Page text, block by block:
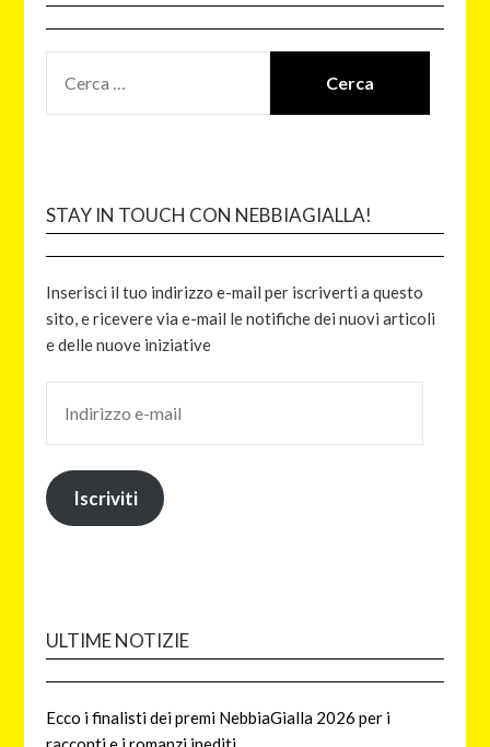
STAY IN TOUCH CON NEBBIAGIALLA!
Inserisci il tuo indirizzo e-mail per iscriverti a questo
sito, e ricevere via e-mail le notifiche dei nuovi articoli
e delle nuove iniziative
Iscriviti
ULTIME NOTIZIE
Ecco i finalisti dei premi NebbiaGialla 2026 per i